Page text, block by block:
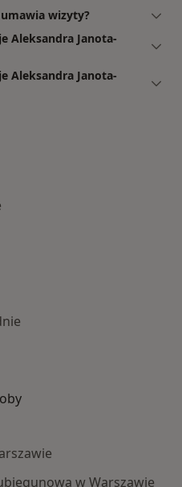
wizyty?
Aleksandra Janota-
Aleksandra Janota-
w Warszawie